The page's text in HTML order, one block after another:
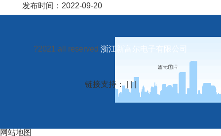
发布时间：2022-09-20
?2021 all reserved 浙江新富尔电子有限公司
链接支持： | | |
网站地图